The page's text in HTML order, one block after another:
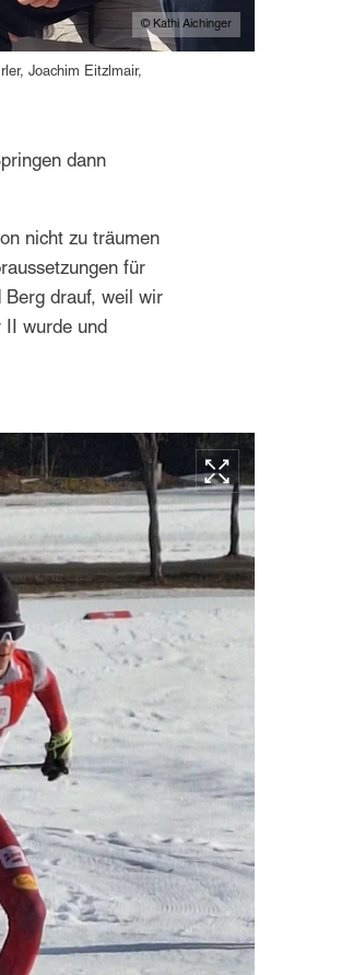
© Kathi Aichinger
Joachim Eitzlmair,
dann
nicht zu träumen
für
Berg drauf, weil wir
II wurde und